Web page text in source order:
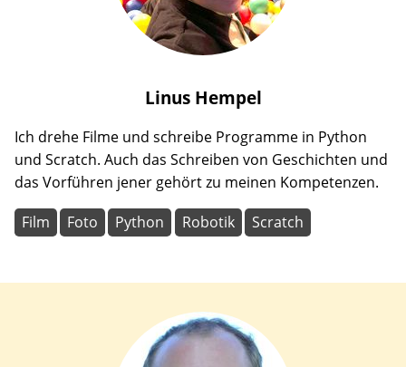
Linus Hempel
Ich drehe Filme und schreibe Programme in Python
und Scratch. Auch das Schreiben von Geschichten und
das Vorführen jener gehört zu meinen Kompetenzen.
Film Foto Python Robotik Scratch